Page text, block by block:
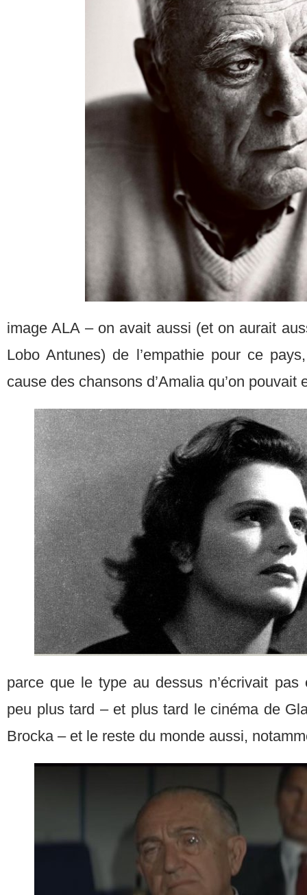
image ALA – on avait aussi (et on aurait
Lobo Antunes) de l’empathie pour ce
cause des chansons d’Amalia qu’on pouvait
parce que le type au dessus n’écrivait pas
peu plus tard – et plus tard le cinéma de
Brocka – et le reste du monde aussi,